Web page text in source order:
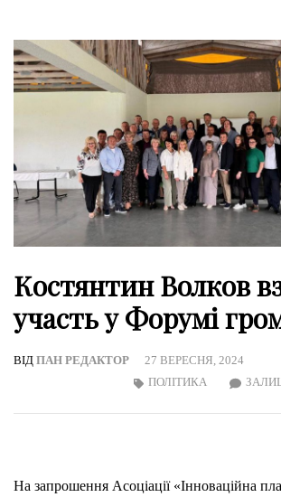
Костянтин Волков
участь у Форумі
ВІД ПАН РЕДАКТОР
27 ВЕРЕСНЯ, 2024
ПОЛІТИКА
На запрошення Асоціації «Інноваційна